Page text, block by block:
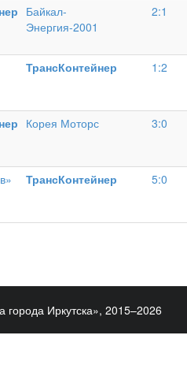
Байкал-
Энергия-2001
2:1
ТрансКонтейнер 1:2
Корея Моторс 3:0
ТрансКонтейнер 5:0
Иркутска», 2015–2026